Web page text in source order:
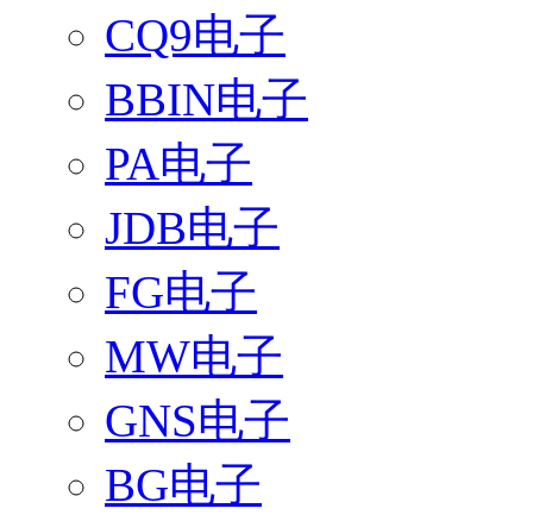
CQ9电子
BBIN电子
PA电子
JDB电子
FG电子
MW电子
GNS电子
BG电子